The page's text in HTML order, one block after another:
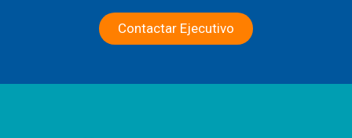
Contactar Ejecutivo